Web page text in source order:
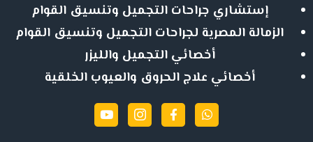
إستشاري جراحات التجميل وتنسيق القوام
الزمالة المصرية لجراحات التجميل وتنسيق القوام
أخصائي التجميل والليزر
أخصائي علاج الحروق والعيوب الخلقية